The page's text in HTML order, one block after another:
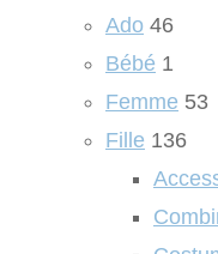
Ado 46
Bébé 1
Femme 53
Fille 136